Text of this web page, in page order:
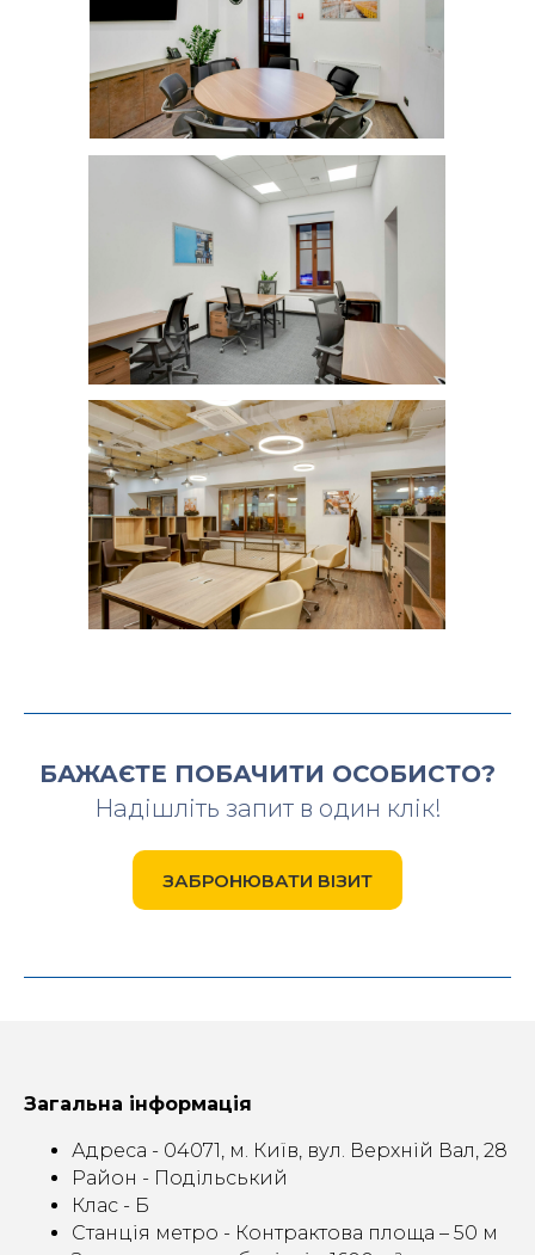
БАЖАЄТЕ ПОБАЧИТИ ОСОБИСТО?
Надішліть запит в один клік!
ЗАБРОНЮВАТИ ВІЗИТ
Загальна інформація
Адреса - 04071, м. Київ, вул. Верхній Вал, 28
Район - Подільський
Клас - Б
Станція метро - Контрактова площа – 50 м